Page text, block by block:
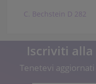
C. Bechstein D 282
Iscriviti
Tenetevi